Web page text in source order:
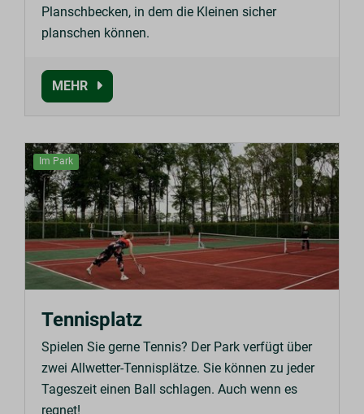
Planschbecken, in dem die Kleinen sicher
planschen können.
MEHR
Im Park
Tennisplatz
Spielen Sie gerne Tennis? Der Park verfügt über
zwei Allwetter-Tennisplätze. Sie können zu jeder
Tageszeit einen Ball schlagen. Auch wenn es
regnet!